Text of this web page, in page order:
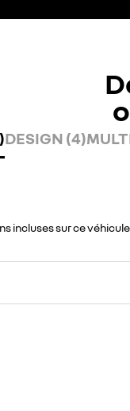
DESIGN (4)
incluses sur ce véhicule